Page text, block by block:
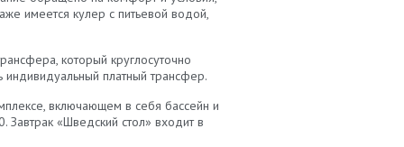
имеется кулер с питьевой водой,
который круглосуточно
платный трансфер.
включающем в себя бассейн и
«Шведский стол» входит в